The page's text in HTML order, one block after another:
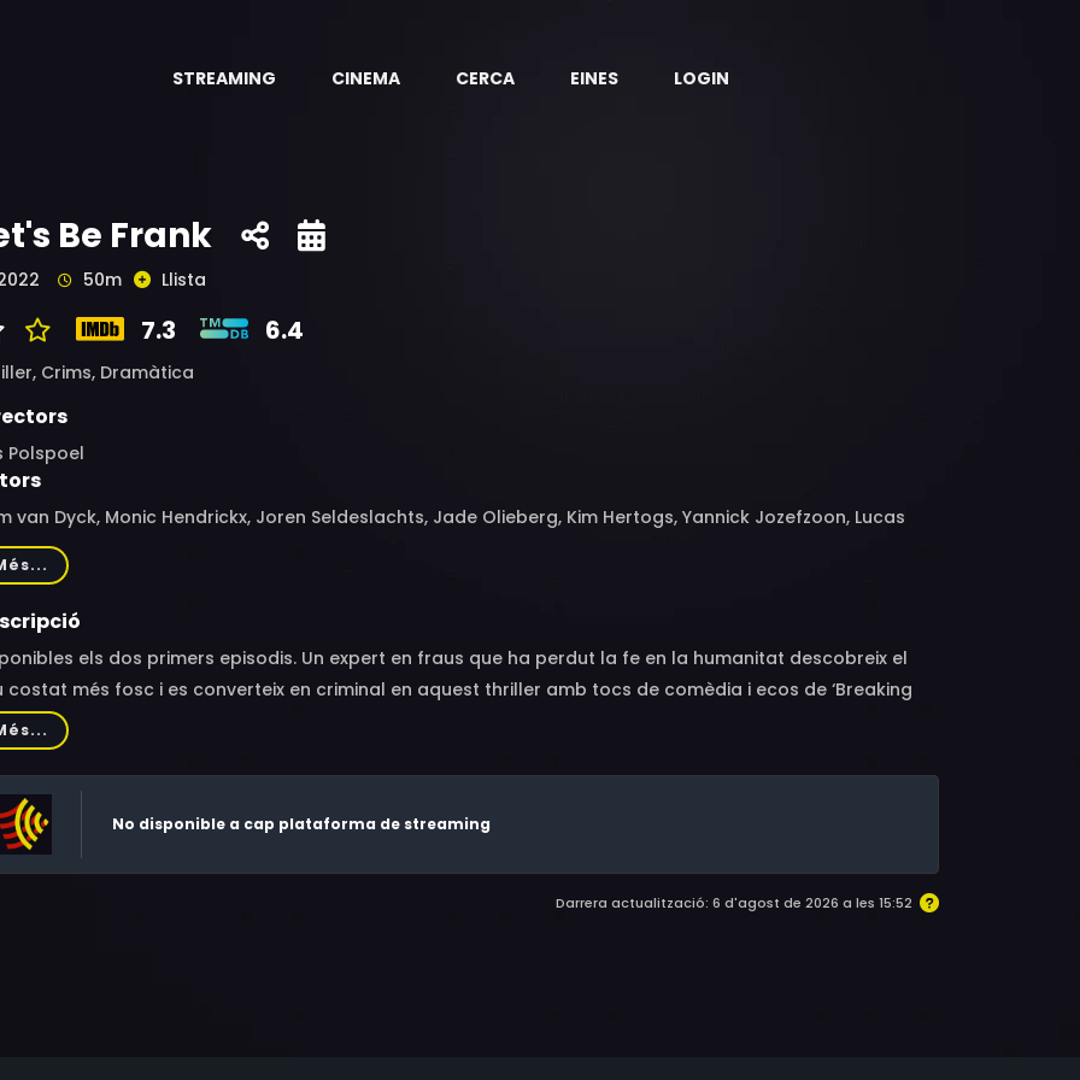
STREAMING CINEMA CERCA EINES LOGIN
Be Frank
50m Llista
7.3 6.4
Crims, Dramàtica
Polspoel
van Dyck, Monic Hendrickx, Joren Seldeslachts, Jade Olieberg, Kim Hertogs, Yannick Jozefzoon, Lucas
Koen De Sutter, Marjan De Schutter, Femke Vanhove, Tuur de Weert, Lotte Heijtenis
els dos primers episodis. Un expert en fraus que ha perdut la fe en la humanitat descobreix el
costat més fosc i es converteix en criminal en aquest thriller amb tocs de comèdia i ecos de ‘Breaking
la línia de sèries com Breaking Bad, la sèrie belga Let’s Be Frank barreja thriller i comèdia a través
narració frenètica.
No disponible a cap plataforma de streaming
Darrera actualització: 6 d'agost de 2026 a les 15:52